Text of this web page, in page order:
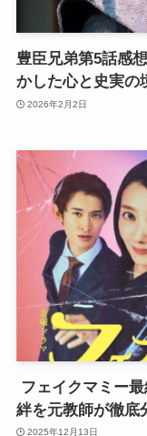
豊臣兄弟第5話感
かした心と史実の
2026年2月2日
フェイクマミー
絆を元教師が徹底
2025年12月13日